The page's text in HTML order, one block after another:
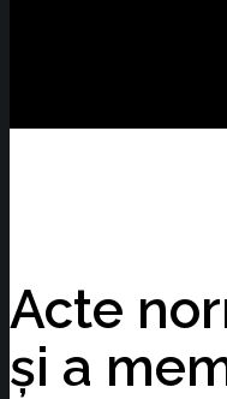
Acte
și a